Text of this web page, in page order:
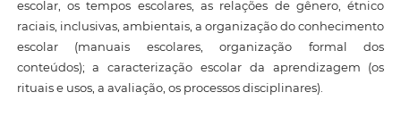
escolar, os tempos escolares, as relações de gênero, étnico
raciais, inclusivas, ambientais, a organização do conhecimento
escolar (manuais escolares, organização formal dos
conteúdos); a caracterização escolar da aprendizagem (os
rituais e usos, a avaliação, os processos disciplinares).